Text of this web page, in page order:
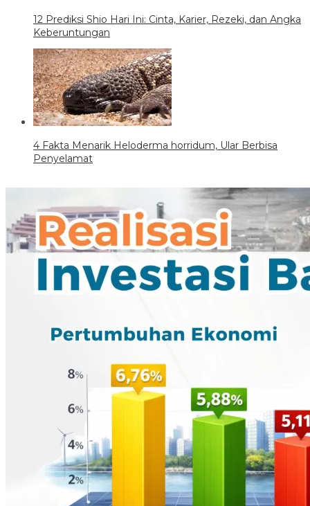
12 Prediksi Shio Hari Ini: Cinta, Karier, Rezeki, dan Angka
Keberuntungan
4 Fakta Menarik Heloderma horridum, Ular Berbisa
Penyelamat